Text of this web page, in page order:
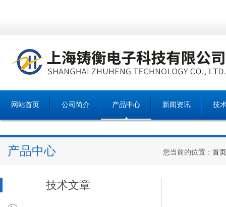
网站首页 公司简介 产品中心 新闻资讯 技
产品中心 您当前的位置： 首页
技术文章